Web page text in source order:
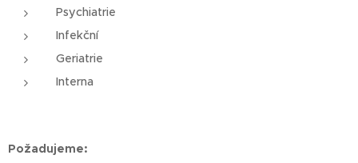
Psychiatrie
Infekční
Geriatrie
Interna
Požadujeme: